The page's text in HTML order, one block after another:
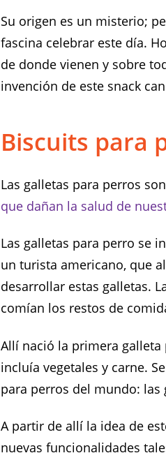
Su origen es un misterio;
fascina celebrar este día.
de donde vienen y sobre
invención de este snack
Biscuits para
Las galletas para perros
que dañan la salud de
Las galletas para perro se
un turista americano, que
desarrollar estas galletas.
comían los restos de
Allí nació la primera galleta
incluía vegetales y carne.
para perros del mundo: las
A partir de allí la idea de
nuevas funcionalidades